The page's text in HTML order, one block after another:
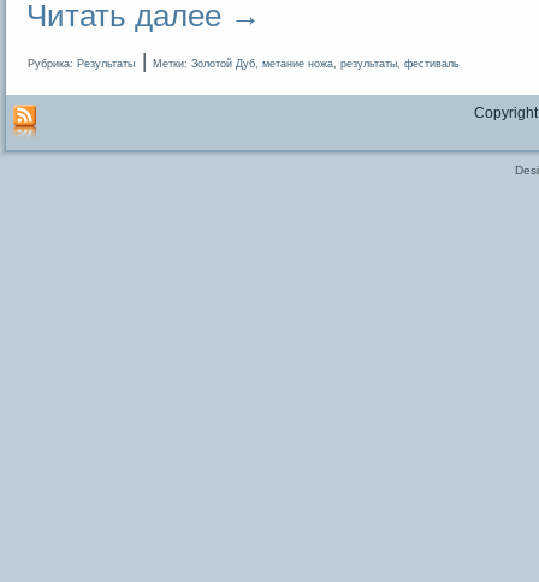
Читать далее →
Рубрика: Результаты | Метки: Золотой Дуб, метание ножа, результаты, фестиваль